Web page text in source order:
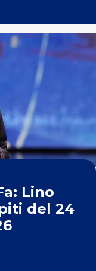
Lino
del 24